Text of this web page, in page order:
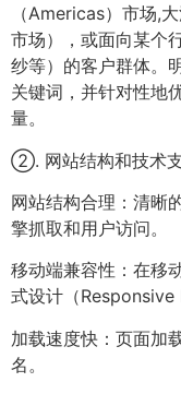
（Americas）市场,
市场），或面向某个
纱等）的客户群体。
关键词，并针对性地
量。
②. 网站结构和技术
网站结构合理：清晰
擎抓取和用户访问。
移动端兼容性：在移
式设计（Responsive
加载速度快：页面加
名。